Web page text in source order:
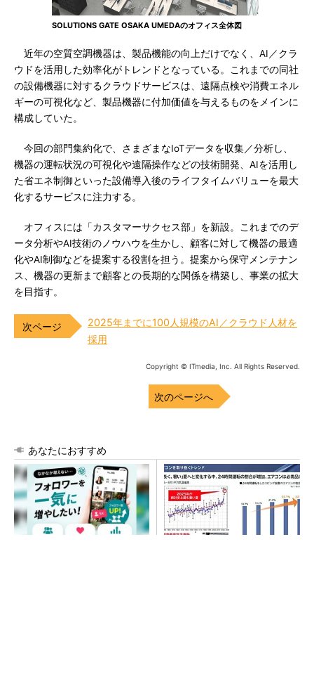
SOLUTIONS GATE OSAKA UMEDAのオフィス全体図
近年の空質空調機器は、製品機能の向上だけでなく、AI／クラ
ウドを活用した効率化がトレンドとなっている。これまでの同社
の設備機器に対するクラウドサービスは、遠隔点検や消費エネル
ギーの可視化など、製品機器に付加価値を与えるものをメインに
構成していた。
今回の部門集約化で、さまざまなIoTデータを収集／分析し、
機器の運転状況の可視化や遠隔操作などの技術開発、AIを活用し
た省エネ制御といった設備導入後のライフタイムバリューを最大
化するサービスに注力する。
オフィスには「カスタマーサクセス部」を新設。これまでのデ
ータ分析やAI技術のノウハウを生かし、顧客に対して機器の最適
化やAI制御などを提案する役割を担う。提案から保守メンテナン
ス、機器の更新まで顧客との長期的な関係を構築し、事業の拡大
を目指す。
2025年までに100人規模のAI／クラウド人材を
採用
Copyright © ITmedia, Inc. All Rights Reserved.
次のページへ
あなたにおすすめ